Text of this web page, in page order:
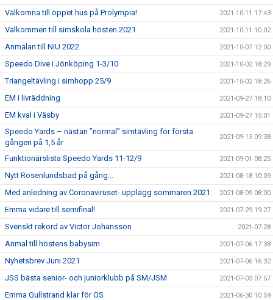
Välkomna till öppet hus på Prolympia! 2021-10-11 17:43
Välkommen till simskola hösten 2021 2021-10-11 10:02
Anmälan till NIU 2022 2021-10-07 12:00
Speedo Dive i Jönköping 1-3/10 2021-10-02 18:29
Triangeltävling i simhopp 25/9 2021-10-02 18:26
EM i livräddning 2021-09-27 18:10
EM kval i Väsby 2021-09-27 15:01
Speedo Yards – nästan ”normal” simtävling för första
gången på 1,5 år
2021-09-13 09:38
Funktionärslista Speedo Yards 11-12/9 2021-09-01 08:25
Nytt Rosenlundsbad på gång... 2021-08-18 10:09
Med anledning av Coronaviruset- upplägg sommaren 2021 2021-08-09 08:00
Emma vidare till semifinal! 2021-07-29 19:27
Svenskt rekord av Victor Johansson 2021-07-28
Anmäl till höstens babysim 2021-07-06 17:38
Nyhetsbrev Juni 2021 2021-07-06 16:32
JSS bästa senior- och juniorklubb på SM/JSM 2021-07-03 07:57
Emma Gullstrand klar för OS 2021-06-30 10:59